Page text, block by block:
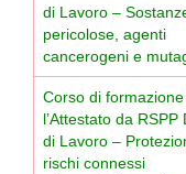
di Lavoro –
pericolose, agenti
cancerogeni e
Corso di
l’Attestato da RSPP
di Lavoro –
rischi connessi